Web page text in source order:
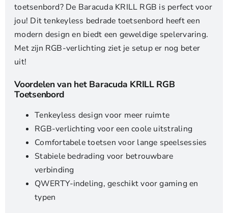
toetsenbord? De Baracuda KRILL RGB is perfect voor
jou! Dit tenkeyless bedrade toetsenbord heeft een
modern design en biedt een geweldige spelervaring.
Met zijn RGB-verlichting ziet je setup er nog beter
uit!
Voordelen van het Baracuda KRILL RGB
Toetsenbord
Tenkeyless design voor meer ruimte
RGB-verlichting voor een coole uitstraling
Comfortabele toetsen voor lange speelsessies
Stabiele bedrading voor betrouwbare
verbinding
QWERTY-indeling, geschikt voor gaming en
typen